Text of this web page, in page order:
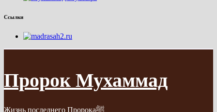
Ссылки
Пророк Мухаммад
Жизнь последнего Пророкаﷺ